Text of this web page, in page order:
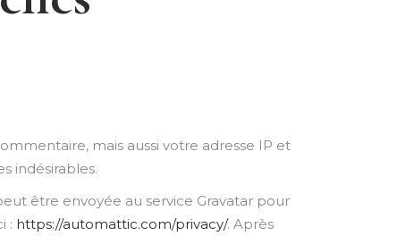
mais aussi votre adresse IP et
indésirables.
être envoyée au service Gravatar pour
: https://automattic.com/privacy/. Après